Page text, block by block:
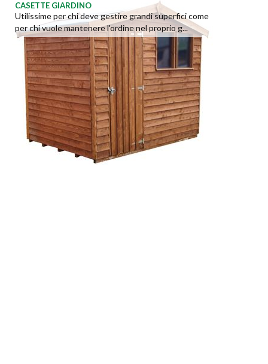
CASETTE GIARDINO
Utilissime per chi deve gestire grandi superfici come
per chi vuole mantenere l'ordine nel proprio g...